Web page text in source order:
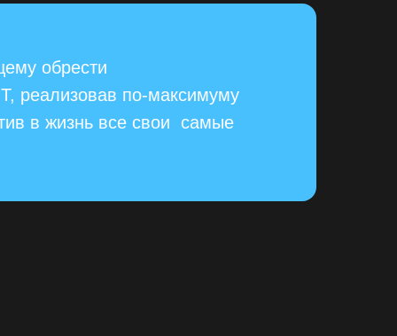
обрести
реализовав по-максимуму
в жизнь все свои самые